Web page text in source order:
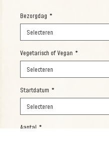
Bezorgdag *
Vegetarisch of Vegan *
Startdatum *
Aantal *